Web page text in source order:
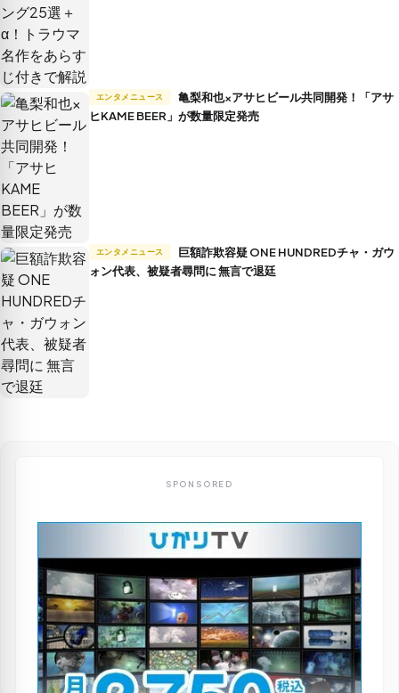
エンタメニュース
ヒKAME BEER」が数量限定発売
エンタメニュース
ォン代表、被疑者尋問に 無言で退廷
SPONSORED